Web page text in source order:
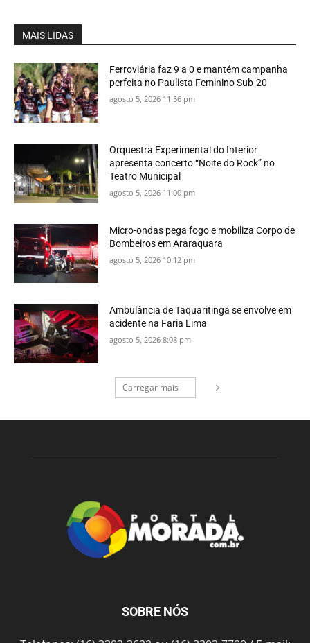
MAIS LIDAS
Ferroviária faz 9 a 0 e mantém campanha
perfeita no Paulista Feminino Sub-20
agosto 5, 2026 11:56 pm
Orquestra Experimental do Interior
apresenta concerto “Noite do Rock” no
Teatro Municipal
agosto 5, 2026 11:00 pm
Micro-ondas pega fogo e mobiliza Corpo de
Bombeiros em Araraquara
agosto 5, 2026 10:12 pm
Ambulância de Taquaritinga se envolve em
acidente na Faria Lima
agosto 5, 2026 8:08 pm
Carregar mais
SOBRE NÓS